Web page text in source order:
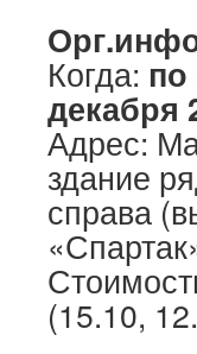
Когда: по
декабря
Адрес:
здание
справа
(15.10,